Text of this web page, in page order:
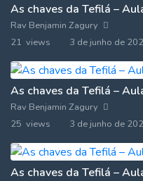
As chaves da Tefilá –
Rav Benjamin Zagury
21 views
3 de junho de
As chaves da Tefilá –
Rav Benjamin Zagury
25 views
3 de junho de
As chaves da Tefilá –